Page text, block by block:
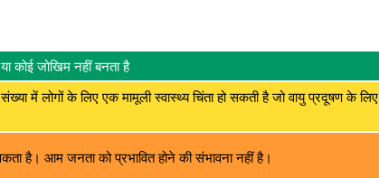
कोई जोखिम नहीं बनता है
में लोगों के लिए एक मामूली स्वास्थ्य चिंता हो सकती है जो वायु प्रदूषण के लिए
है। आम जनता को प्रभावित होने की संभावना नहीं है।